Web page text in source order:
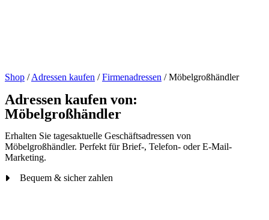
Shop /Adressen kaufen /Firmenadressen /Möbelgroßhändler
Adressen kaufen von:
Möbelgroßhändler
Erhalten Sie tagesaktuelle Geschäftsadressen von
Möbelgroßhändler. Perfekt für Brief-, Telefon- oder E-Mail-
Marketing.
Bequem & sicher zahlen